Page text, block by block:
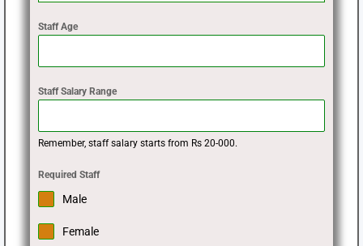
Staff Age
Staff Salary Range
Remember, staff salary starts from Rs 20-000.
Required Staff
Male
Female